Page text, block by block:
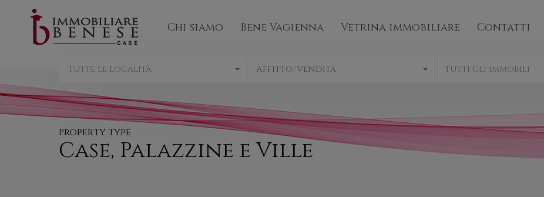
Chi siamo Bene Vagienna Vetrina immobiliare
Chi siamo Bene Vagienna Vetrina immobiliare Contatti
Tutte le Località Affitto/Vendita Tutti gli immobili
Property Type
Case, Palazzine e Ville